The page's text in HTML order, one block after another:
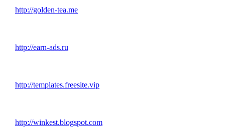
http://golden-tea.me
http://earn-ads.ru
http://templates.freesite.vip
http://winkest.blogspot.com